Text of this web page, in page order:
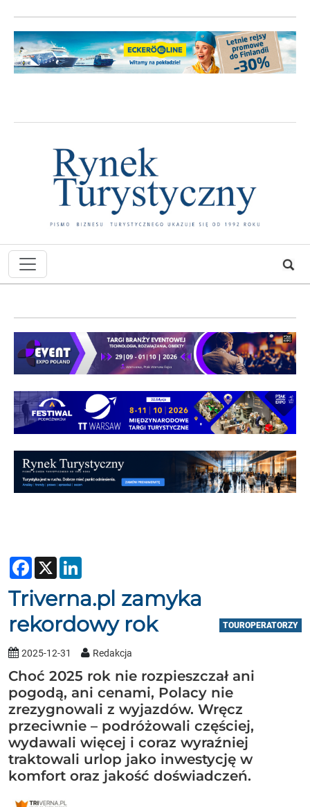
Facebook
X
Triverna.pl zamyka
rekordowy rok
TOUROPERATORZY
2025-12-31 Redakcja
Choć 2025 rok nie rozpieszczał ani
pogodą, ani cenami, Polacy nie
zrezygnowali z wyjazdów. Wręcz
przeciwnie – podróżowali częściej,
wydawali więcej i coraz wyraźniej
traktowali urlop jako inwestycję w
komfort oraz jakość doświadczeń.